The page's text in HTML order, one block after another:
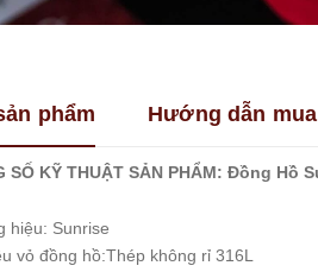
phẩm Hướng dẫn
SỐ KỸ THUẬT SẢN PHẨM: Đồng Hồ
hiệu: Sunrise
vỏ đồng hồ:Thép không rỉ 316L